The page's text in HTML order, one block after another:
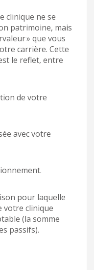
clinique ne se
patrimoine, mais
» que vous
carrière. Cette
le reflet, entre
de votre
avec votre
pour laquelle
votre clinique
(la somme
passifs).